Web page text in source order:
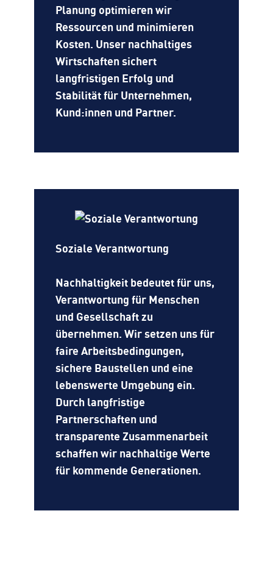
Planung optimieren wir
Ressourcen und minimieren
Kosten. Unser nachhaltiges
Wirtschaften sichert
langfristigen Erfolg und
Stabilität für Unternehmen,
Kund:innen und Partner.
Soziale Verantwortung
Nachhaltigkeit bedeutet für uns,
Verantwortung für Menschen
und Gesellschaft zu
übernehmen. Wir setzen uns für
faire Arbeitsbedingungen,
sichere Baustellen und eine
lebenswerte Umgebung ein.
Durch langfristige
Partnerschaften und
transparente Zusammenarbeit
schaffen wir nachhaltige Werte
für kommende Generationen.